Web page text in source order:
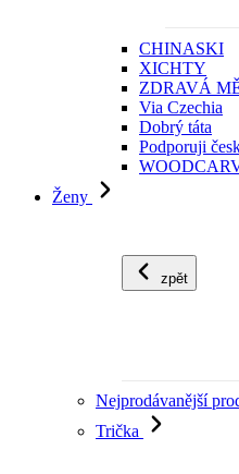
CHINASKI
XICHTY
ZDRAVÁ
Via Czechia
Dobrý táta
Podporuji
Ženy
zpět
Nejprodávanější
Trička